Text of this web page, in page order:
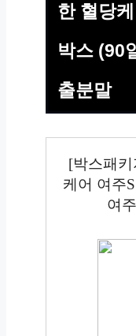
한 혈당
박스 (90
출분말
[박스패
케어 여주
여